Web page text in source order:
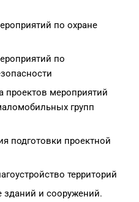
по охране
по
мероприятий
групп
подготовки проектной
территорий
и сооружений.